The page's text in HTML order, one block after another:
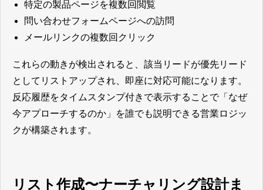
特定の製品ページを複数回閲覧
問い合わせフォームページへの訪問
メールリンクの複数回クリック
これらの動きが検出されると、該当リードが優先リード
としてリストアップされ、即座に対応可能になります。
反応履歴をタイムスタンプ付きで表示することで「なぜ
今アプローチするのか」を誰でも説明できる営業ロジッ
クが構築されます。
リスト作成〜ナーチャリング設計ま